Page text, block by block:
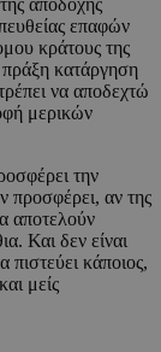
αποδοχής
επαφών
κράτους της
κατάργηση
να αποδεχτώ
μερικών
την
προσφέρει, αν της
αποτελούν
Και δεν είναι
πιστεύει κάποιος,
μείς